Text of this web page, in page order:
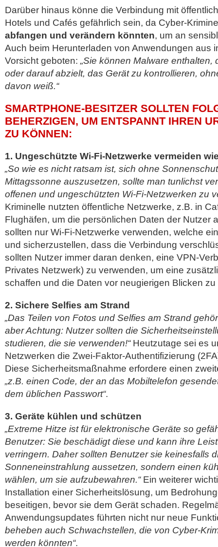
Darüber hinaus könne die Verbindung mit
Hotels und Cafés gefährlich sein, da Cyber-
abfangen und verändern könnten, um an
Auch beim Herunterladen von Anwendungen aus
Vorsicht geboten: „Sie können Malware enthalten,
oder darauf abzielt, das Gerät zu kontrollieren,
davon weiß.“
SMARTPHONE-BESITZER SOLLTEN
BEHERZIGEN, UM ENTSPANNT IHREN
U KÖNNEN:
1. Ungeschützte Wi-Fi-Netzwerke vermeiden
„So wie es nicht ratsam ist, sich ohne
Mittagssonne auszusetzen, sollte man tunlichst
offenen und ungeschützten Wi-Fi-Netzwerken zu
Kriminelle nutzten öffentliche Netzwerke, z.B. in
Flughäfen, um die persönlichen Daten der Nutzer
sollten nur Wi-Fi-Netzwerke verwenden, welche
und sicherzustellen, dass die Verbindung
sollten Nutzer immer daran denken, eine VPN-
Privates Netzwerk) zu verwenden, um eine
schaffen und die Daten vor neugierigen Blicken
2. Sichere Selfies am Strand
„Das Teilen von Fotos und Selfies am Strand
aber Achtung: Nutzer sollten die
studieren, die sie verwenden!“Heutzutage sei es
Netzwerken die Zwei-Faktor-Authentifizierung
Diese Sicherheitsmaßnahme erfordere einen
„z.B. einen Code, der an das Mobiltelefon
dem üblichen Passwort“.
3. Geräte kühlen und schützen
„Extreme Hitze ist für elektronische Geräte so
Benutzer: Sie beschädigt diese und kann ihre
verringern. Daher sollten Benutzer sie keinesfalls
Sonneneinstrahlung aussetzen, sondern einen
wählen, um sie aufzubewahren.“Ein weiterer
Installation einer Sicherheitslösung, um
beseitigen, bevor sie dem Gerät schaden.
Anwendungsupdates führten nicht nur neue
beheben auch Schwachstellen, die von Cyber-
werden könnten“.